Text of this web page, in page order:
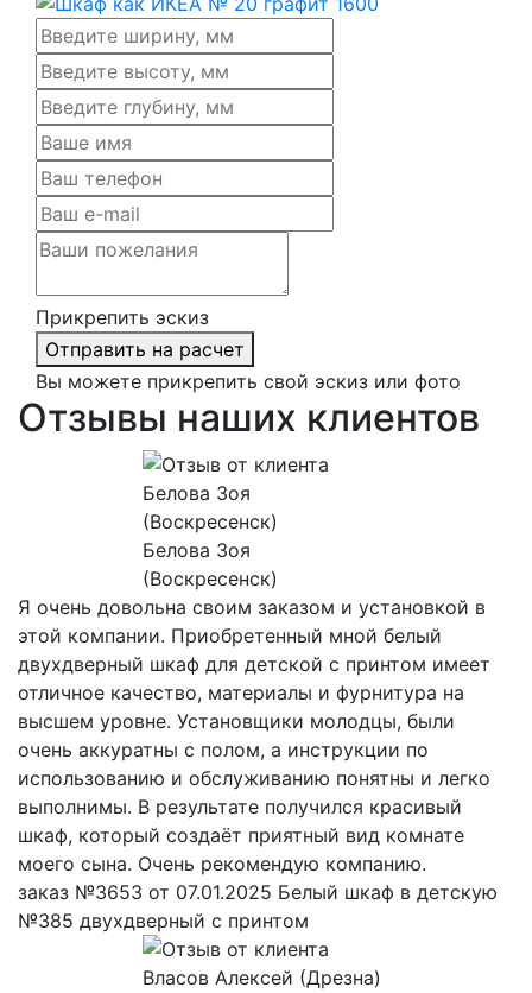
Прикрепить эскиз
Отправить на расчет
Вы можете прикрепить свой эскиз или фото
Отзывы наших клиентов
Белова Зоя
(Воскресенск)
Я очень довольна своим заказом и установкой в
этой компании. Приобретенный мной белый
двухдверный шкаф для детской с принтом имеет
отличное качество, материалы и фурнитура на
высшем уровне. Установщики молодцы, были
очень аккуратны с полом, а инструкции по
использованию и обслуживанию понятны и легко
выполнимы. В результате получился красивый
шкаф, который создаёт приятный вид комнате
моего сына. Очень рекомендую компанию.
заказ №3653 от 07.01.2025 Белый шкаф в детскую
№385 двухдверный с принтом